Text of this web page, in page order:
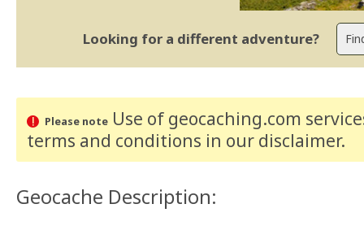
Looking for a different adventure?
Please noteUse of geocaching.com
terms and conditions in our disclaimer.
Geocache Description: